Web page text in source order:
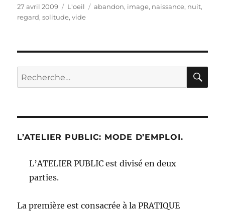
Publié
le
27 avril 2009 Catégories
L'oeil Étiquettes
abandon, image, naissance, nuit,
regard,solitude,vide
Recherche
pour :
L’ATELIER PUBLIC: MODE D’EMPLOI.
L’ATELIER PUBLIC est divisé en deux
parties.
La première est consacrée à la PRATIQUE